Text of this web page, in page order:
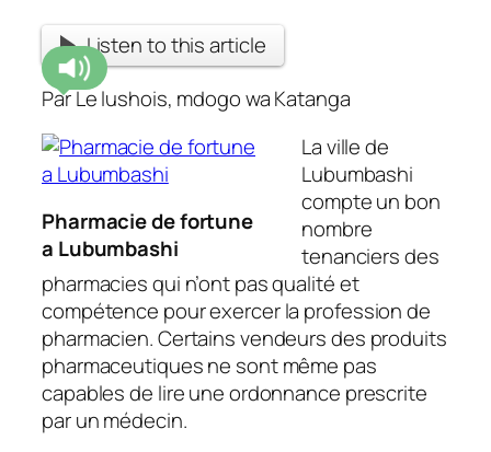
Listen to this article
Par Le lushois, mdogo wa Katanga
Pharmacie de fortune
a Lubumbashi
La ville de
Lubumbashi
compte un bon
nombre
tenanciers des
pharmacies qui n’ont pas qualité et
compétence pour exercer la profession de
pharmacien. Certains vendeurs des produits
pharmaceutiques ne sont même pas
capables de lire une ordonnance prescrite
par un médecin.